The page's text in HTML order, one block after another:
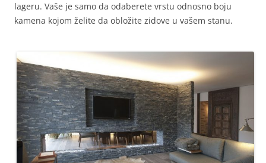
lageru. Vaše je samo da odaberete vrstu odnosno boju
kamena kojom želite da obložite zidove u vašem stanu.